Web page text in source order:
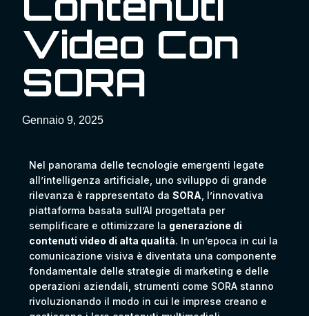
Video Con
SORA
Gennaio 9, 2025
Nel panorama delle tecnologie emergenti legate
all’intelligenza artificiale, uno sviluppo di grande
rilevanza è rappresentato da SORA , l’innovativa
piattaforma basata sull’AI progettata per
semplificare e ottimizzare la generazione di
contenuti video di alta qualità. In un’epoca in cui la
comunicazione visiva è diventata una componente
fondamentale delle strategie di marketing e delle
operazioni aziendali, strumenti come SORA stanno
rivoluzionando il modo in cui le imprese creano e